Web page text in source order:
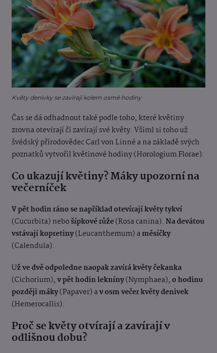
Květy denivky se zavírají kolem osmé hodiny
Čas se dá odhadnout také podle toho, které květiny
zrovna otevírají či zavírají své květy. Všiml si toho už
švédský přírodovědec Carl von Linné a na základě svých
poznatků vytvořil květinové hodiny (Horologium Florae).
Co ukazují květiny? Máky upozorní na
večerníček
V pět hodin ráno se například otevírají květy tykví
(Cucurbita) nebošípkové růže(Rosa canina). Na devátou
vstávají kopretiny(Leucanthemum) aměsíčky
(Calendula).
Už ve dvě odpoledne naopak zavírá květy čekanka
(Cichorium),v pět hodin lekníny(Nymphaea),o hodinu
později máky(Papaver) av osm večer květy denivek
(Hemerocallis).
Proč se květy otvírají a zavírají v
odlišnou dobu?